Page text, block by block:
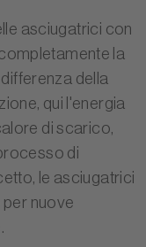
asciugatrici con
la
della
qui l'energia
di scarico,
di
le asciugatrici
per nuove